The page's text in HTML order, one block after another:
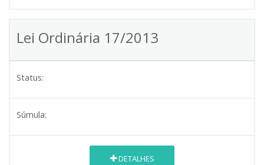
Lei Ordinária 17/2013
Status:
Súmula:
DETALHES